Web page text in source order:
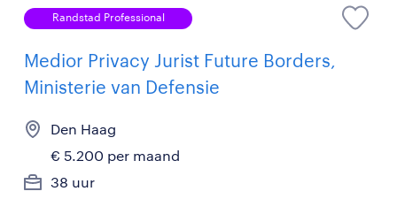
Randstad Professional
Medior Privacy Jurist Future Borders,
Ministerie van Defensie
Den Haag
€ 5.200 per maand
38 uur